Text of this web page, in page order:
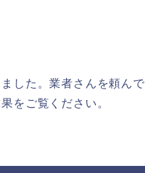
した。業者さんを頼んで
をご覧ください。